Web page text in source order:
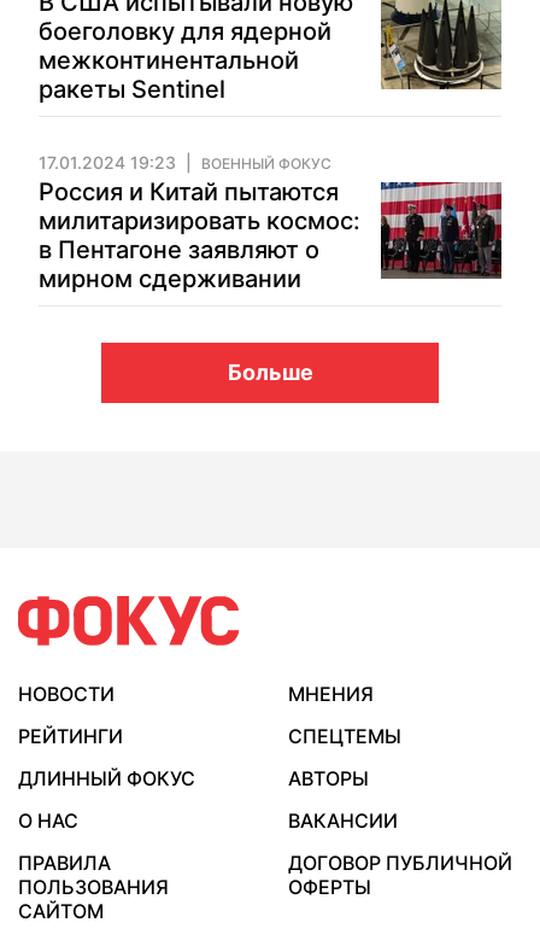
боеголовку для ядерной
межконтинентальной
ракеты Sentinel
17.01.2024 19:23 ВОЕННЫЙ ФОКУС
Россия и Китай пытаются
милитаризировать космос:
в Пентагоне заявляют о
мирном сдерживании
Больше
НОВОСТИ
МНЕНИЯ
РЕЙТИНГИ
СПЕЦТЕМЫ
ДЛИННЫЙ ФОКУС
АВТОРЫ
О НАС
ВАКАНСИИ
ПРАВИЛА
ПОЛЬЗОВАНИЯ
САЙТОМ
ДОГОВОР ПУБЛИЧНОЙ
ОФЕРТЫ